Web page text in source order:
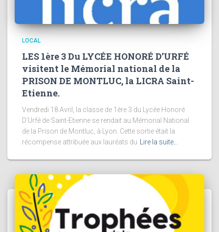
LOCAL
LES 1ère 3 Du LYCÉE HONORÉ D’URFÉ
visitent le Mémorial national de la
PRISON DE MONTLUC, la LICRA Saint-
Etienne.
Vendredi 18 Avril, la classe de 1ère 3 du Lycée Honoré
D’Urfé de Saint-Etienne se rendait au Mémorial National
de la Prison de Montluc, à Lyon. Cette sortie était la
récompense attribuée aux lauréats du
Lire la suite…